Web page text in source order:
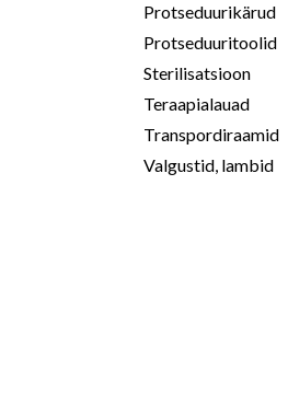
Protseduurikärud
Protseduuritoolid
Sterilisatsioon
Teraapialauad
Transpordiraamid
Valgustid, lambid